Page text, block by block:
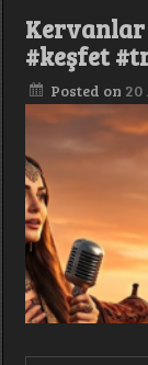
Kervanlar
#keşfet
Posted on 20